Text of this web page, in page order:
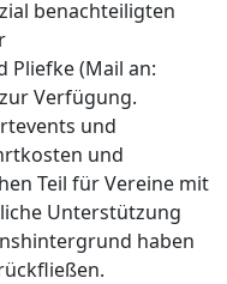
benachteiligten
(Mail an:
Verfügung.
und
und
Teil für Vereine mit
Unterstützung
haben